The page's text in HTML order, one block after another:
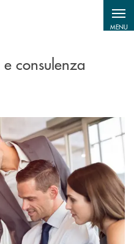
MENU
e consulenza